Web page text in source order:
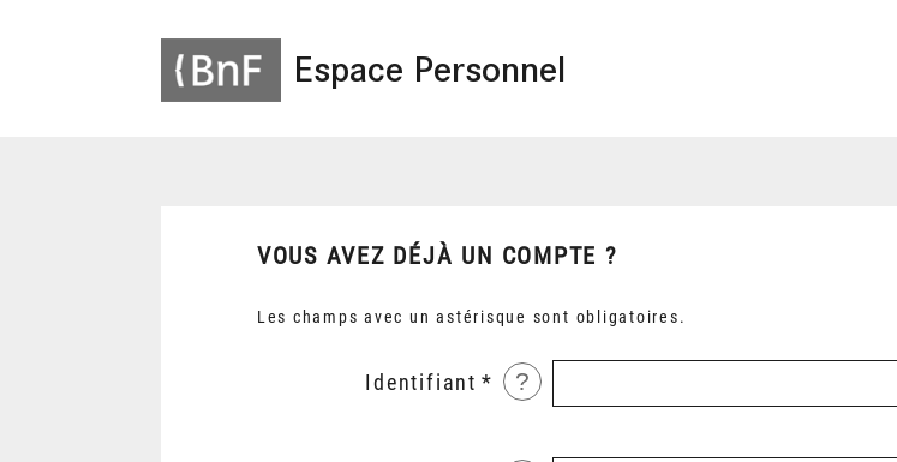
Espace Personnel
VOUS AVEZ DÉJÀ UN COMPTE ?
Les champs avec un astérisque sont obligatoires.
Identifiant ?